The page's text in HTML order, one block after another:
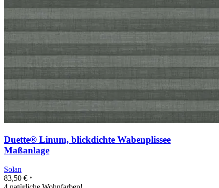
Duette® Linum, blickdichte Wabenplissee
Maßanlage
Solan
83,50 € *